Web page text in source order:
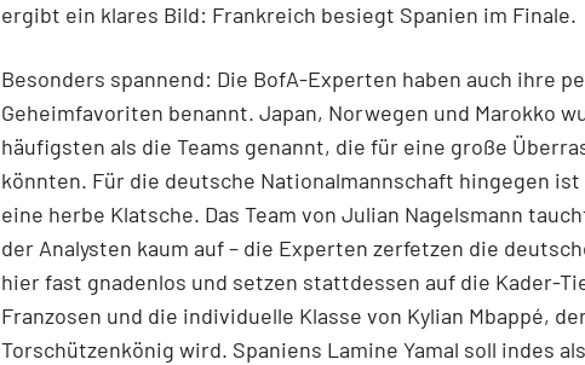
ergibt ein klares Bild: Frankreich besiegt Spanien im Finale.
Besonders spannend: Die BofA-Experten haben auch ihre
Geheimfavoriten benannt. Japan, Norwegen und Marokko
häufigsten als die Teams genannt, die für eine große
könnten. Für die deutsche Nationalmannschaft hingegen ist
eine herbe Klatsche. Das Team von Julian Nagelsmann
der Analysten kaum auf – die Experten zerfetzen die
hier fast gnadenlos und setzen stattdessen auf die Kader-
Franzosen und die individuelle Klasse von Kylian Mbappé,
Torschützenkönig wird. Spaniens Lamine Yamal soll indes